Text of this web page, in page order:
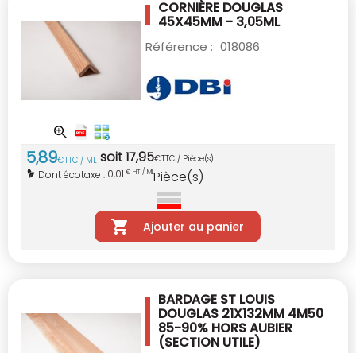
CORNIÈRE DOUGLAS
45X45MM - 3,05ML
Référence : 018086
5,89€TTC / ML soit17,95€TTC / Pièce(s)
Dont écotaxe : 0,01 € HT / MLPièce(s)
Ajouter au panier
BARDAGE ST LOUIS
DOUGLAS 21X132MM 4M50
85-90% HORS AUBIER
(SECTION UTILE)